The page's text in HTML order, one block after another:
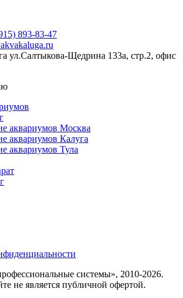
893-83-47
ул.Салтыкова-Щедрина 133а, стр.2, офис
аквариумов Москва
аквариумов Калуга
аквариумов Тула
системы», 2010-2026.
не является публичной офертой.